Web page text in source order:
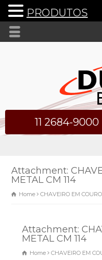
11 2684-9000
Attachment:
METAL CM 114
Home CHAVEIRO EM
Attachment:
METAL CM 114
Home CHAVEIRO EM
PRODUTOS